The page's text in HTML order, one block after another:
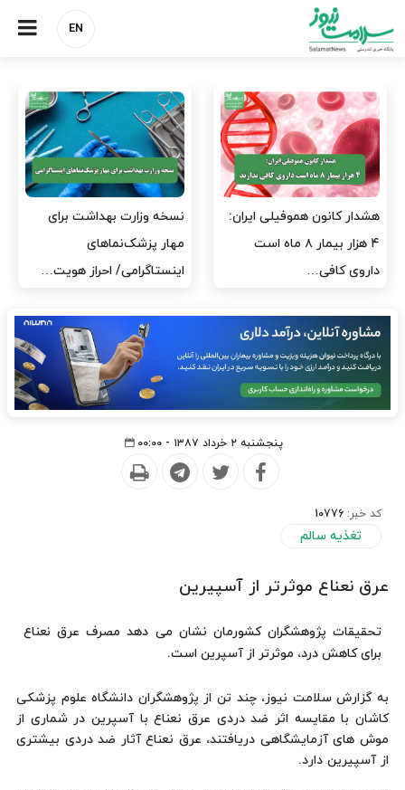
EN
ایران:
نسخه وزارت بهداشت برای
مهار پزشک‌نماهای
اینستاگرامی/ احراز هویت…
مدیران پرستاری باید
پرستاران باشند، نه
پنجشنبه ۲ خرداد ۱۳۸۷ - ۰۰:۰۰
کد خبر: 10776
تغذیه سالم
عرق نعناع موثرتر از آسپیرین
تحقیقات پژوهشگران كشورمان نشان می دهد مصرف عرق نعناع
برای كاهش درد، موثرتر از آسپرین است.
به گزارش سلامت نیوز، چند تن از پژوهشگران دانشگاه علوم پزشكی
كاشان با مقایسه اثر ضد دردی عرق نعناع با آسپرین در شماری از
موش های آزمایشگاهی دریافتند، عرق نعناع آثار ضد دردی بیشتری
از آسپیرین دارد.